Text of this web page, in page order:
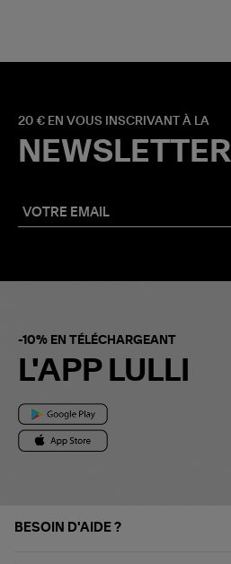
20 € EN VOUS INSCRIVANT À LA
NEWSLETTER
-10% EN TÉLÉCHARGEANT
L'APP LULLI
BESOIN D'AIDE ?